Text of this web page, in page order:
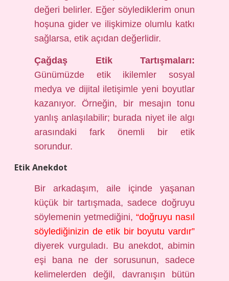
değeri belirler. Eğer söylediklerim onun
hoşuna gider ve ilişkimize olumlu katkı
sağlarsa, etik açıdan değerlidir.
Çağdaş Etik Tartışmaları:
Günümüzde etik ikilemler sosyal
medya ve dijital iletişimle yeni boyutlar
kazanıyor. Örneğin, bir mesajın tonu
yanlış anlaşılabilir; burada niyet ile algı
arasındaki fark önemli bir etik
sorundur.
Etik Anekdot
Bir arkadaşım, aile içinde yaşanan
küçük bir tartışmada, sadece doğruyu
söylemenin yetmediğini, “doğruyu nasıl
söylediğinizin de etik bir boyutu vardır”
diyerek vurguladı. Bu anekdot, abimin
eşi bana ne der sorusunun, sadece
kelimelerden değil, davranışın bütün